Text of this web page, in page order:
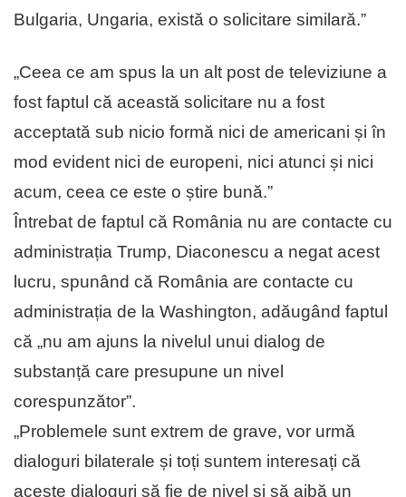
Bulgaria, Ungaria, există o solicitare similară.”
„Ceea ce am spus la un alt post de televiziune a
fost faptul că această solicitare nu a fost
acceptată sub nicio formă nici de americani și în
mod evident nici de europeni, nici atunci și nici
acum, ceea ce este o știre bună.”
Întrebat de faptul că România nu are contacte cu
administrația Trump, Diaconescu a negat acest
lucru, spunând că România are contacte cu
administrația de la Washington, adăugând faptul
că „nu am ajuns la nivelul unui dialog de
substanță care presupune un nivel
corespunzător”.
„Problemele sunt extrem de grave, vor urmă
dialoguri bilaterale și toți suntem interesați că
aceste dialoguri să fie de nivel și să aibă un